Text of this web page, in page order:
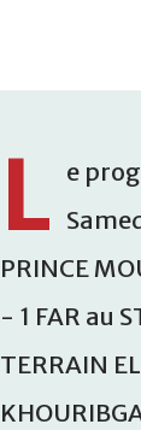
L e
PRINCE
- 1 FAR au
TERRAIN